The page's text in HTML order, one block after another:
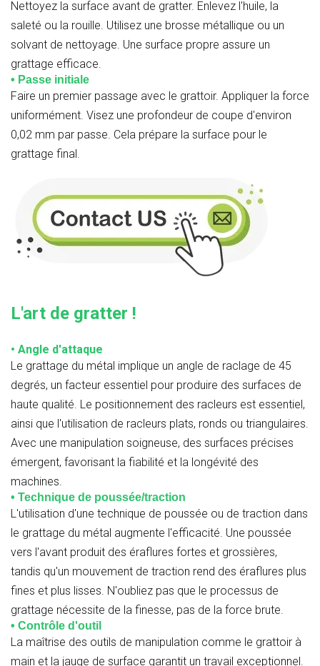
Nettoyez la surface avant de gratter. Enlevez l'huile, la
saleté ou la rouille. Utilisez une brosse métallique ou un
solvant de nettoyage. Une surface propre assure un
grattage efficace.
• Passe initiale
Faire un premier passage avec le grattoir. Appliquer la force
uniformément. Visez une profondeur de coupe d'environ
0,02 mm par passe. Cela prépare la surface pour le
grattage final.
L'art de gratter !
• Angle d'attaque
Le grattage du métal implique un angle de raclage de 45
degrés, un facteur essentiel pour produire des surfaces de
haute qualité. Le positionnement des racleurs est essentiel,
ainsi que l'utilisation de racleurs plats, ronds ou triangulaires.
Avec une manipulation soigneuse, des surfaces précises
émergent, favorisant la fiabilité et la longévité des
machines.
• Technique de poussée/traction
L'utilisation d'une technique de poussée ou de traction dans
le grattage du métal augmente l'efficacité. Une poussée
vers l'avant produit des éraflures fortes et grossières,
tandis qu'un mouvement de traction rend des éraflures plus
fines et plus lisses. N'oubliez pas que le processus de
grattage nécessite de la finesse, pas de la force brute.
• Contrôle d'outil
La maîtrise des outils de manipulation comme le grattoir à
main et la jauge de surface garantit un travail exceptionnel.